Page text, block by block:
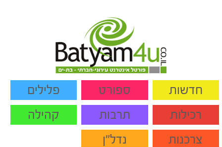
חדשות ספורט
פלילים
רכילות
תרבות
קהילה
צרכנות
נדל"ן